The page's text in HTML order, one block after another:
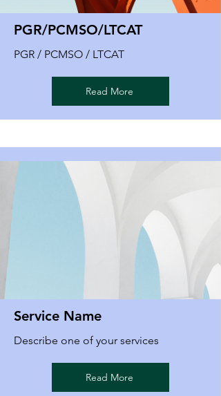
PGR/PCMSO/LTCAT
PGR / PCMSO / LTCAT
Read More
Service Name
Describe one of your services
Read More